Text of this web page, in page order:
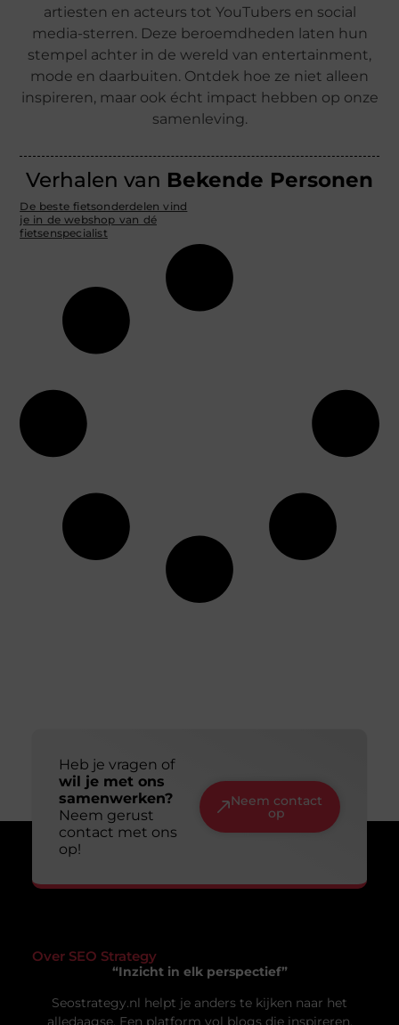
artiesten en acteurs tot YouTubers en social
media-sterren. Deze beroemdheden laten hun
stempel achter in de wereld van entertainment,
mode en daarbuiten. Ontdek hoe ze niet alleen
inspireren, maar ook écht impact hebben op onze
samenleving.
Verhalen van Bekende Personen
De beste fietsonderdelen vind
je in de webshop van dé
fietsenspecialist
Heb je vragen of
wil je met ons
samenwerken?
Neem gerust
contact met ons
op!
Neem contact
op
Over SEO Strategy
“Inzicht in elk perspectief”
Seostrategy.nl helpt je anders te kijken naar het